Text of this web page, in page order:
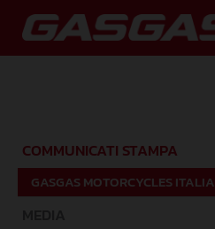
COMMUNICATI STAMPA
GASGAS MOTORCYCLES ITALIA